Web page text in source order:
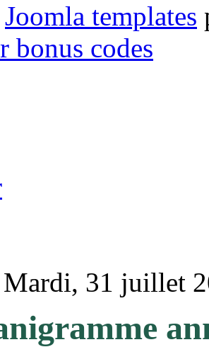
Joomla templates
bonus codes
31 juillet